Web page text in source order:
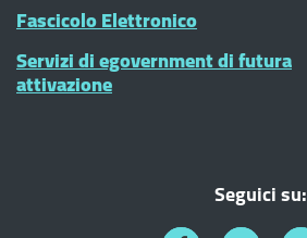
Fascicolo Elettronico
Servizi di egovernment di futura
attivazione
Seguici su: